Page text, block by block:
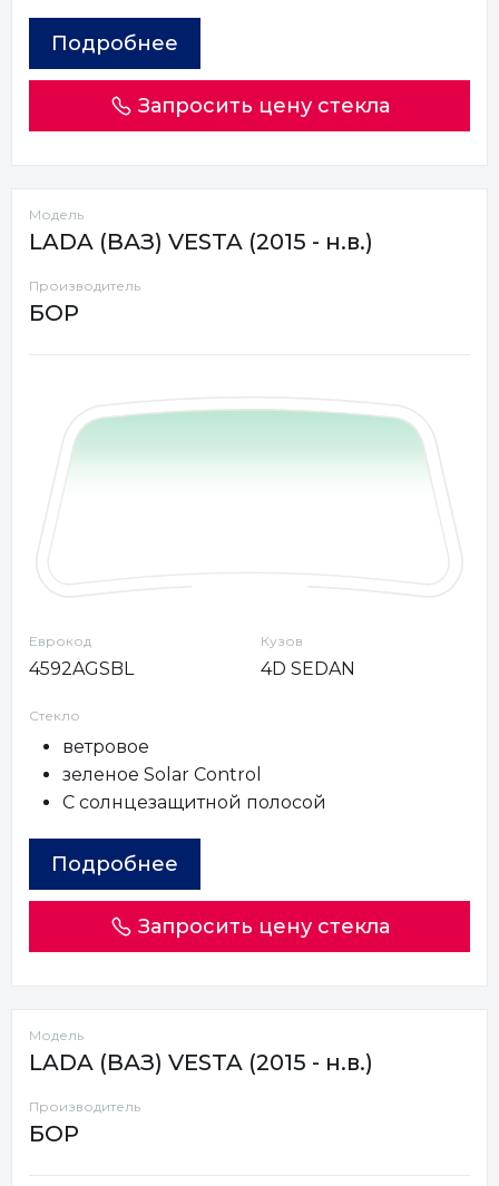
Подробнее
Запросить цену стекла
Модель
LADA (ВАЗ) VESTA (2015 - н.в.)
Производитель
БОР
Еврокод
4592AGSBL
Кузов
4D SEDAN
Стекло
ветровое
зеленое Solar Control
С солнцезащитной полосой
Подробнее
Запросить цену стекла
Модель
LADA (ВАЗ) VESTA (2015 - н.в.)
Производитель
БОР